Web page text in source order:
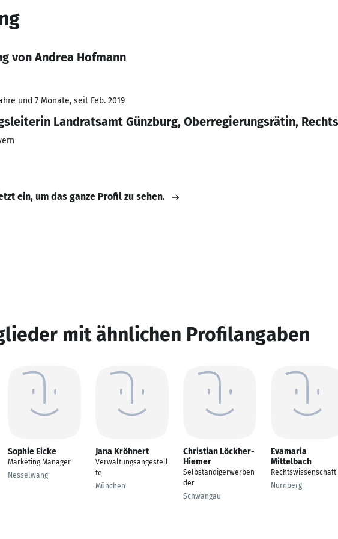
von Andrea Hofmann
und 7 Monate, seit Feb. 2019
Landratsamt Günzburg, Oberregierungsrätin,
ein, um das ganze Profil zu sehen.
mit ähnlichen Profilangaben
Sophie Eicke
Marketing Manager
Nesselwang
Jana Kröhnert
Verwaltungsangestell
te
München
Christian Löckher-
Hiemer
Selbständigerwerben
der
Schwangau
Evamaria
Mittelbach
Rechtswissenschaft
Nürnberg